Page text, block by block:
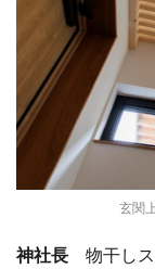
玄関
神社長 物干しス